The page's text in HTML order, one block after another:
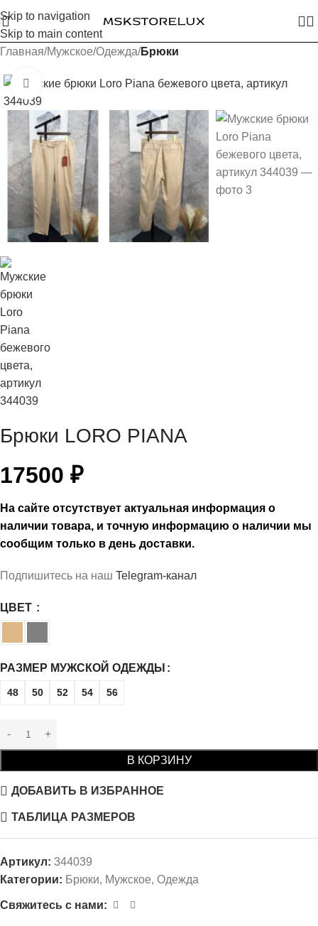
Skip to navigation
Skip to main content
Главная Мужское Одежда Брюки
Увеличить изображение
Брюки LORO PIANA
17500 ₽
На сайте отсутствует актуальная информация о
наличии товара, и точную информацию о наличии мы
сообщим только в день доставки.
Подпишитесь на наш Telegram-канал
ЦВЕТ
РАЗМЕР МУЖСКОЙ ОДЕЖДЫ
48 50 52 54 56
В КОРЗИНУ
ДОБАВИТЬ В ИЗБРАННОЕ
ТАБЛИЦА РАЗМЕРОВ
Артикул: 344039
Категории: Брюки, Мужское, Одежда
Свяжитесь с нами: